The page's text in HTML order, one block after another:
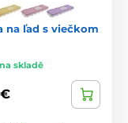
na ľad s viečkom
skladě